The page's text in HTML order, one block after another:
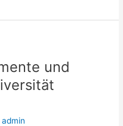
und
admin